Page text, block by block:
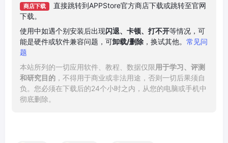
商店下载
直接跳转到APPStore官方商店下载或跳转至官网
下载。
使用中如遇个别安装后出现闪退、卡顿、打不开等情况，可
能是硬件或软件兼容问题，可卸载/删除 ，换试其他。 常见问
题
本站所列的一切应用软件、教程、数据仅限用于学习、评测
和研究目的 ，不得用于商业或非法用途，否则一切后果须自
负。您必须在下载后的24个小时之内，从您的电脑或手机中
彻底删除。